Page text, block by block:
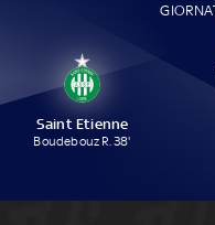
Saint Etienne
Boudebouz R. 38'